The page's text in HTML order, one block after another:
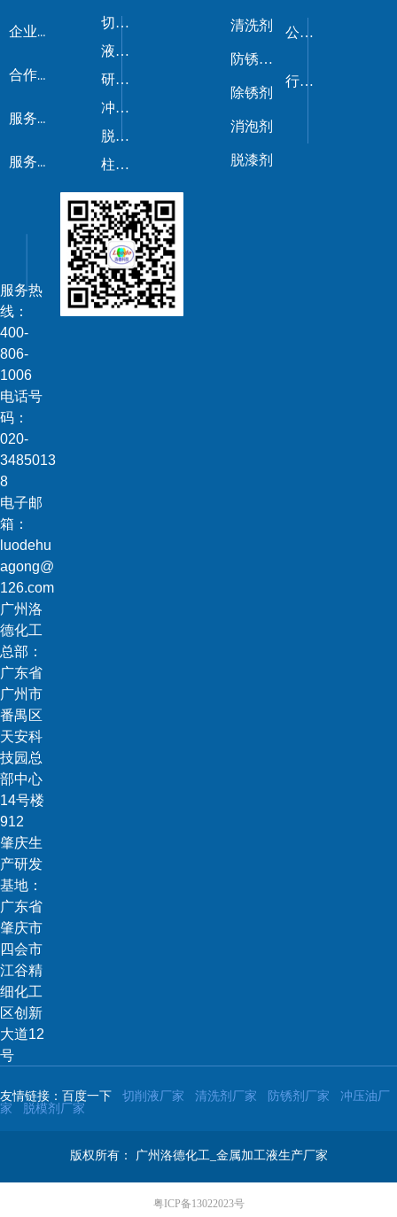
企业荣誉
合作伙伴
服务流程
服务优势
切削液/磨削液
液压油/导轨油
研磨剂
冲压油
脱模剂
柱塞油
清洗剂
防锈剂/防锈油
除锈剂
消泡剂
脱漆剂
公司新闻
行业动态
服务热
线：
400-
806-
1006
电话号
码：
020-
3485013
8
电子邮
箱：
luodehu
agong@
126.com
广州洛
德化工
总部：
广东省
广州市
番禺区
天安科
技园总
部中心
14号楼
912
肇庆生
产研发
基地：
广东省
肇庆市
四会市
江谷精
细化工
区创新
大道12
号
友情链接：百度一下 切削液厂家 清洗剂厂家 防锈剂厂家
冲压油厂
家
脱模剂厂家
版权所有： 广州洛德化工_金属加工液生产厂家
粤ICP备13022023号